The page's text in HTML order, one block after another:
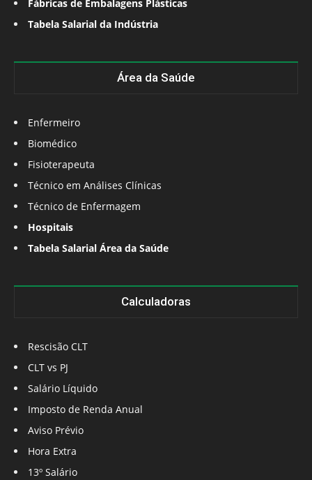
Fábricas de Embalagens Plásticas
Tabela Salarial da Indústria
Área da Saúde
Enfermeiro
Biomédico
Fisioterapeuta
Técnico em Análises Clínicas
Técnico de Enfermagem
Hospitais
Tabela Salarial Área da Saúde
Calculadoras
Rescisão CLT
CLT vs PJ
Salário Líquido
Imposto de Renda Anual
Aviso Prévio
Hora Extra
13º Salário